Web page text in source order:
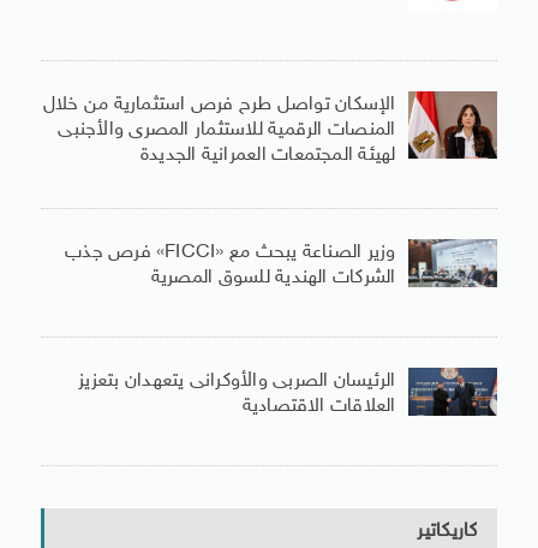
الإسكان تواصل طرح فرص استثمارية من خلال
المنصات الرقمية للاستثمار المصرى والأجنبى
لهيئة المجتمعات العمرانية الجديدة
وزير الصناعة يبحث مع «FICCI» فرص جذب
الشركات الهندية للسوق المصرية
الرئيسان الصربى والأوكرانى يتعهدان بتعزيز
العلاقات الاقتصادية
كاريكاتير